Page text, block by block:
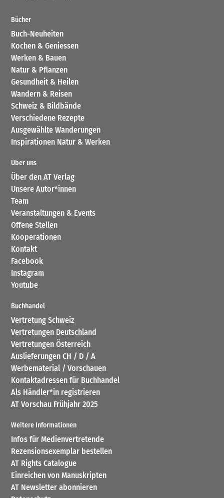
Bücher
Buch-Neuheiten
Kochen & Geniessen
Werken & Bauen
Natur & Pflanzen
Gesundheit & Heilen
Wandern & Reisen
Schweiz & Bildbände
Verschiedene Rezepte
Ausgewählte Wanderungen
Inspirationen Natur & Werken
Über uns
Über den AT Verlag
Unsere Autor*innen
Team
Veranstaltungen & Events
Offene Stellen
Kooperationen
Kontakt
Facebook
Instagram
Youtube
Buchhandel
Vertretung Schweiz
Vertretungen Deutschland
Vertretungen Österreich
Auslieferungen CH / D / A
Werbematerial / Vorschauen
Kontaktadressen für Buchhandel
Als Händler*in registrieren
AT Vorschau Frühjahr 2025
Weitere Informationen
Infos für Medienvertretende
Rezensionsexemplar bestellen
AT Rights Catalogue
Einreichen von Manuskripten
AT Newsletter abonnieren